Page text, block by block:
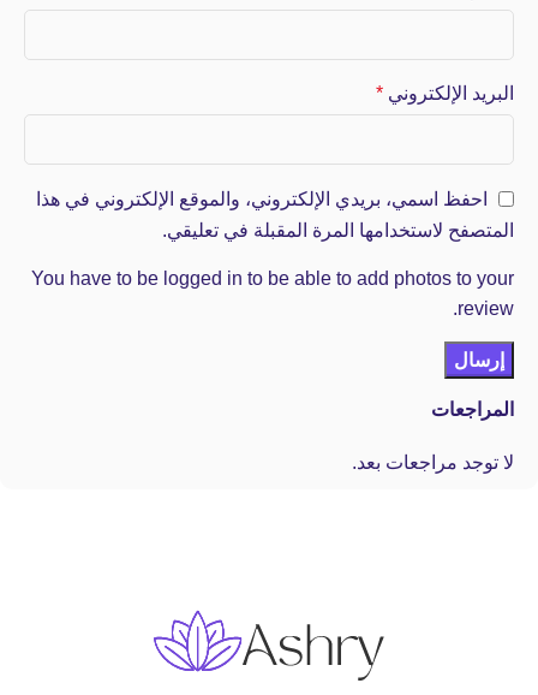
المراجعات
لا توجد مراجعات بعد.
البريد الإلكتروني *
احفظ اسمي، بريدي الإلكتروني، والموقع الإلكتروني في هذا
المتصفح لاستخدامها المرة المقبلة في تعليقي.
You have to be logged in to be able to add photos to your
review.